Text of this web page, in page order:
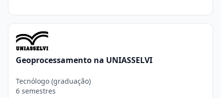
Geoprocessamento na UNIASSELVI
Tecnólogo (graduação)
6 semestres